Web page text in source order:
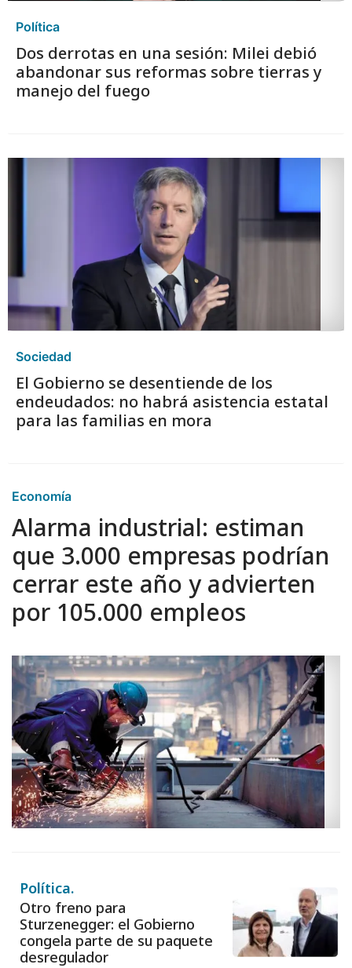
Política
Dos derrotas en una sesión: Milei debió
abandonar sus reformas sobre tierras y
manejo del fuego
Sociedad
El Gobierno se desentiende de los
endeudados: no habrá asistencia estatal
para las familias en mora
Economía
Alarma industrial: estiman
que 3.000 empresas podrían
cerrar este año y advierten
por 105.000 empleos
Política.
Otro freno para
Sturzenegger: el Gobierno
congela parte de su paquete
desregulador